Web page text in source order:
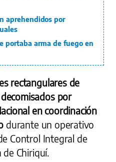
aprehendidos por
portaba arma de fuego en
rectangulares de
por
en coordinación
durante un operativo
Control Integral de
de Chiriquí.